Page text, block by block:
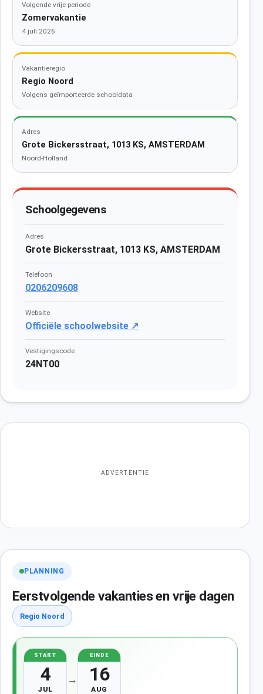
Volgende vrije periode
Zomervakantie
4 juli 2026
Vakantieregio
Regio Noord
Volgens geïmporteerde schooldata
Adres
Grote Bickersstraat, 1013 KS, AMSTERDAM
Noord-Holland
Schoolgegevens
Adres
Grote Bickersstraat, 1013 KS, AMSTERDAM
Telefoon
0206209608
Website
Officiële schoolwebsite ↗
Vestigingscode
24NT00
ADVERTENTIE
PLANNING
Eerstvolgende vakanties en vrije dagen
Regio Noord
START
4
JUL
→
EINDE
16
AUG